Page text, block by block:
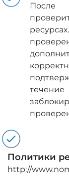
После
Политики
http://